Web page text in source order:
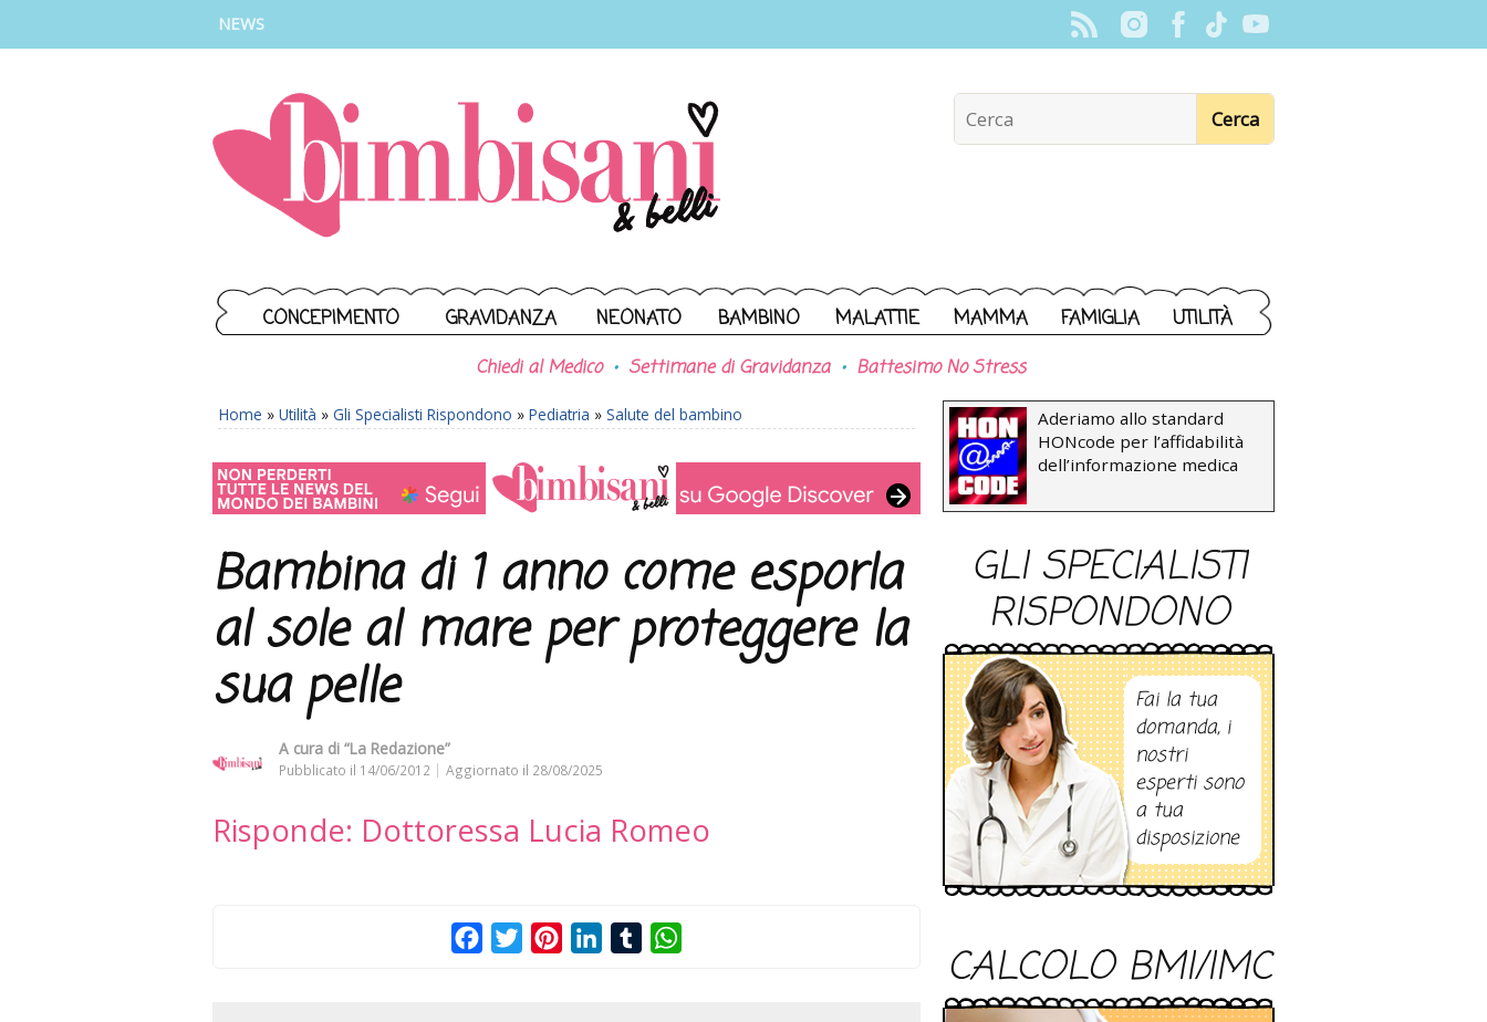
NEWS
CONCEPIMENTO GRAVIDANZA NEONATO BAMBINO MALATTIE MAMMA FAMIGLIA UTILITÀ
Chiedi al Medico Settimane di Gravidanza Battesimo No Stress
Home » Utilità » Gli Specialisti Rispondono » Pediatria » Salute del bambino
Bambina di 1 anno come esporla
al sole al mare per proteggere la
sua pelle
A cura di “La Redazione”
Pubblicato il 14/06/2012 Aggiornato il 28/08/2025
Risponde: Dottoressa Lucia Romeo
FacebookTwitterPinterestLinkedInTumblr
Aderiamo allo standard
HONcode per l’affidabilità
dell’informazione medica
GLI SPECIALISTI
RISPONDONO
Fai la tua
domanda, i
nostri
esperti sono
a tua
disposizione
CALCOLO BMI/IMC